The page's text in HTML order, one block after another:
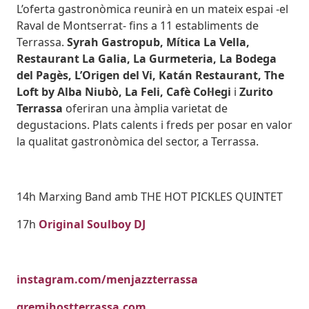
L’oferta gastronòmica reunirà en un mateix espai -el
Raval de Montserrat- fins a 11 establiments de
Terrassa. Syrah Gastropub, Mítica La Vella,
Restaurant La Galia, La Gurmeteria, La Bodega
del Pagès, L’Origen del Vi, Katán Restaurant, The
Loft by Alba Niubò, La Feli, Cafè Col·legi i Zurito
Terrassa oferiran una àmplia varietat de
degustacions. Plats calents i freds per posar en valor
la qualitat gastronòmica del sector, a Terrassa.
14h Marxing Band amb THE HOT PICKLES QUINTET
17h Original Soulboy DJ
instagram.com/menjazzterrassa